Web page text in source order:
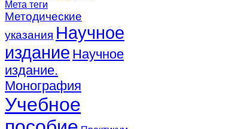
Мета теги
Методические
указания Научное
издание Научное
издание.
Монография
Учебное